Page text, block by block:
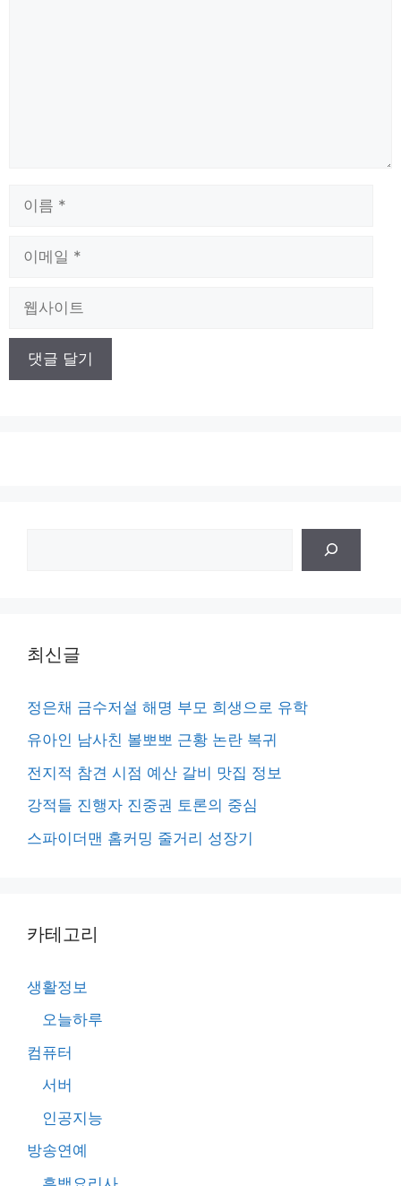
최신글
정은채 금수저설 해명 부모 희생으로 유학
유아인 남사친 볼뽀뽀 근황 논란 복귀
전지적 참견 시점 예산 갈비 맛집 정보
강적들 진행자 진중권 토론의 중심
스파이더맨 홈커밍 줄거리 성장기
카테고리
생활정보
오늘하루
컴퓨터
서버
인공지능
방송연예